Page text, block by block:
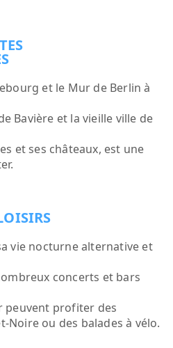
et le Mur de Berlin à
Bavière et la vieille ville de
et ses châteaux, est une
vie nocturne alternative et
concerts et bars
peuvent profiter des
Noire ou des balades à vélo.